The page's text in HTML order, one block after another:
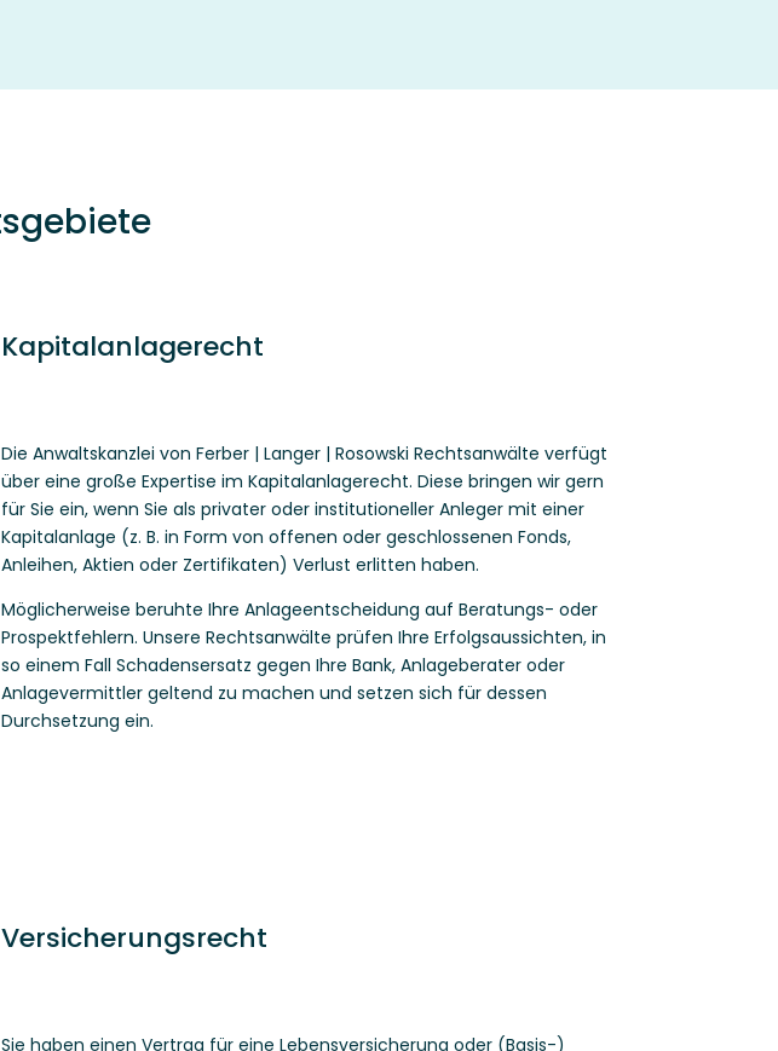
Kapitalanlagerecht
Die Anwaltskanzlei von Ferber | Langer | Rosowski Rechtsanwälte verfügt
über eine große Expertise im Kapitalanlagerecht. Diese bringen wir gern
für Sie ein, wenn Sie als privater oder institutioneller Anleger mit einer
Kapitalanlage (z. B. in Form von offenen oder geschlossenen Fonds,
Anleihen, Aktien oder Zertifikaten) Verlust erlitten haben.
Möglicherweise beruhte Ihre Anlageentscheidung auf Beratungs- oder
Prospektfehlern. Unsere Rechtsanwälte prüfen Ihre Erfolgsaussichten, in
so einem Fall Schadensersatz gegen Ihre Bank, Anlageberater oder
Anlagevermittler geltend zu machen und setzen sich für dessen
Durchsetzung ein.
Versicherungsrecht
Sie haben einen Vertrag für eine Lebensversicherung oder (Basis-)